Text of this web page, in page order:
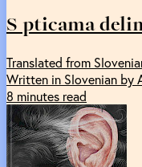
S pticama
Translated from
Written in Slovenian by
8 minutes read